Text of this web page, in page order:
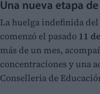
Una nueva etapa
La huelga indefinida
comenzó el pasado 11
más de un mes,
concentraciones y una
Conselleria de